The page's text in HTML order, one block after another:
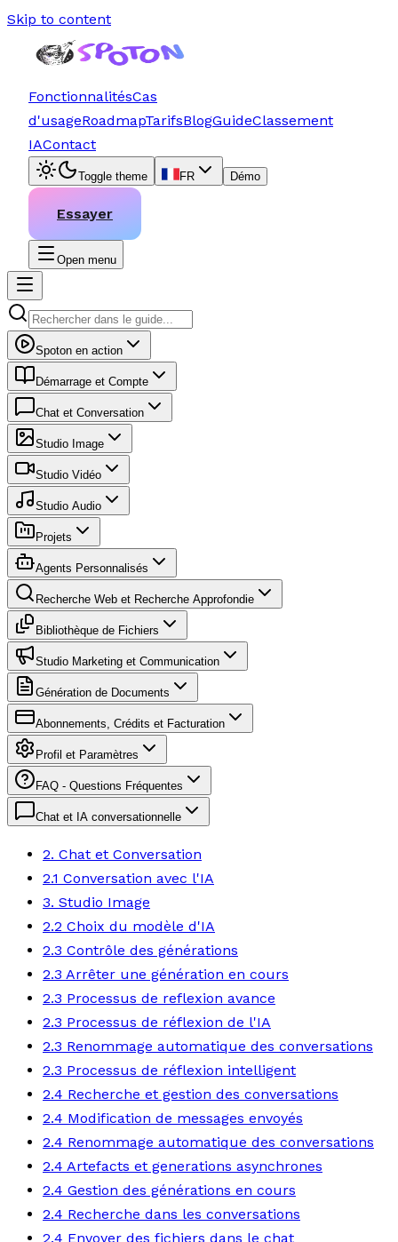
Skip to content
FonctionnalitésCas
d'usageRoadmapTarifsBlogGuideClassement
IAContact
Toggle theme FR Démo
Essayer
Open menu
Spoton en action
Démarrage et Compte
Chat et Conversation
Studio Image
Studio Vidéo
Studio Audio
Projets
Agents Personnalisés
Recherche Web et Recherche Approfondie
Bibliothèque de Fichiers
Studio Marketing et Communication
Génération de Documents
Abonnements, Crédits et Facturation
Profil et Paramètres
FAQ - Questions Fréquentes
Chat et IA conversationnelle
2. Chat et Conversation
2.1 Conversation avec l'IA
3. Studio Image
2.2 Choix du modèle d'IA
2.3 Contrôle des générations
2.3 Arrêter une génération en cours
2.3 Processus de reflexion avance
2.3 Processus de réflexion de l'IA
2.3 Renommage automatique des conversations
2.3 Processus de réflexion intelligent
2.4 Recherche et gestion des conversations
2.4 Modification de messages envoyés
2.4 Renommage automatique des conversations
2.4 Artefacts et generations asynchrones
2.4 Gestion des générations en cours
2.4 Recherche dans les conversations
2.4 Envoyer des fichiers dans le chat